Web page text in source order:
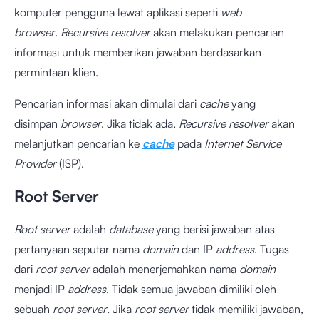
komputer pengguna lewat aplikasi seperti web
browser. Recursive resolverakan melakukan pencarian
informasi untuk memberikan jawaban berdasarkan
permintaan klien.
Pencarian informasi akan dimulai dari cacheyang
disimpan browser. Jika tidak ada, Recursive resolverakan
melanjutkan pencarian ke cachepada Internet Service
Provider(ISP).
Root Server
Root serveradalah databaseyang berisi jawaban atas
pertanyaan seputar nama domaindan IP address. Tugas
dari root serveradalah menerjemahkan nama domain
menjadi IP address. Tidak semua jawaban dimiliki oleh
sebuah root server. Jika root servertidak memiliki jawaban,